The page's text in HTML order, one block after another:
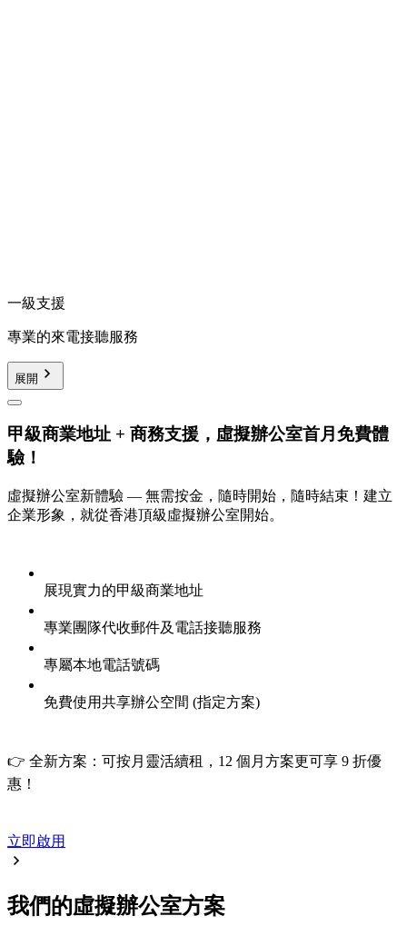
一級支援
專業的來電接聽服務
展開
甲級商業地址 + 商務支援，虛擬辦公室首月免費體
驗！
虛擬辦公室新體驗 — 無需按金，隨時開始，隨時結束！建立
企業形象，就從香港頂級虛擬辦公室開始。
展現實力的甲級商業地址
專業團隊代收郵件及電話接聽服務
專屬本地電話號碼
免費使用共享辦公空間 (指定方案)
👉 全新方案：可按月靈活續租，12 個月方案更可享 9 折優
惠！
立即啟用
我們的虛擬辦公室方案